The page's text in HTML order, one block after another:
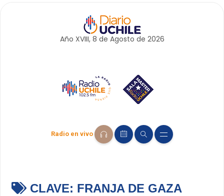
Año XVIII, 8 de Agosto de 2026
Radio en vivo
CLAVE: FRANJA DE GAZA